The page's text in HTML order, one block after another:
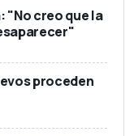
"No creo que la
proceden